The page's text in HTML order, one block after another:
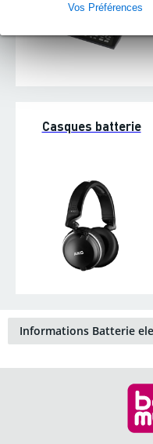
Vos Préférences
Casques batterie
Informations Batterie
électronique, ne cessent
réalistes et les pads de
ressemble de plus en plus
de batterie numérique
silencieux et de pouvoir